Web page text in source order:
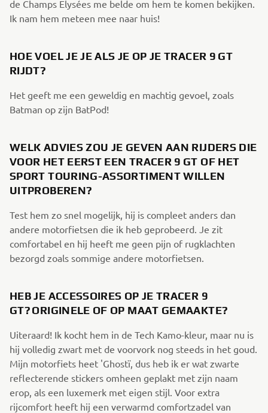
de Champs Elysées me belde om hem te komen bekijken.
Ik nam hem meteen mee naar huis!
HOE VOEL JE JE ALS JE OP JE TRACER 9 GT
RIJDT?
Het geeft me een geweldig en machtig gevoel, zoals
Batman op zijn BatPod!
WELK ADVIES ZOU JE GEVEN AAN RIJDERS DIE
VOOR HET EERST EEN TRACER 9 GT OF HET
SPORT TOURING-ASSORTIMENT WILLEN
UITPROBEREN?
Test hem zo snel mogelijk, hij is compleet anders dan
andere motorfietsen die ik heb geprobeerd. Je zit
comfortabel en hij heeft me geen pijn of rugklachten
bezorgd zoals sommige andere motorfietsen.
HEB JE ACCESSOIRES OP JE TRACER 9
GT? ORIGINELE OF OP MAAT GEMAAKTE?
Uiteraard! Ik kocht hem in de Tech Kamo-kleur, maar nu is
hij volledig zwart met de voorvork nog steeds in het goud.
Mijn motorfiets heet 'Ghostï, dus heb ik er wat zwarte
reflecterende stickers omheen geplakt met zijn naam
erop, als een luxemerk met eigen stijl. Voor extra
rijcomfort heeft hij een verwarmd comfortzadel van